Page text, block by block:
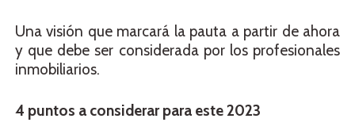
Una visión que marcará la pauta a partir de ahora
y que debe ser considerada por los profesionales
inmobiliarios.
4 puntos a considerar para este 2023